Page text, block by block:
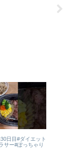
日目#ダイエット
サー#ぽっちゃり